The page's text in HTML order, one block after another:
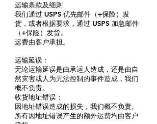
运输条款及细则
我们通过 USPS 优先邮件（+保险）发
货，或者根据要求，通过 USPS 加急邮件
（+保险）发货。
运费由客户承担。
运输延误：
无论运输延误是由承运人造成，还是由自
然灾害或人为无法控制的事件造成，我们
概不负责。
收货地址错误：
因地址错误造成的损失，我们概不负责。
所有因地址错误产生的额外运费均由客户